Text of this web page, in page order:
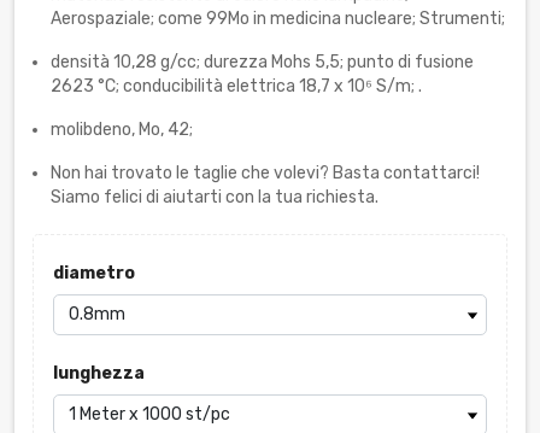
Aerospaziale; come 99Mo in medicina nucleare; Strumenti;
densità 10,28 g/cc; durezza Mohs 5,5; punto di fusione
2623 °C; conducibilità elettrica 18,7 x 10⁶ S/m; .
molibdeno, Mo, 42;
Non hai trovato le taglie che volevi? Basta contattarci!
Siamo felici di aiutarti con la tua richiesta.
diametro
lunghezza